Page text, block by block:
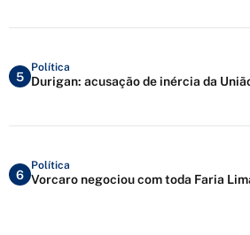
5
Política
Durigan: acusação de inércia da
6
Política
Vorcaro negociou com toda Faria